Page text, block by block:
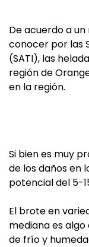
De acuerdo a
conocer por las
(SATI), las
región de
en la región.
Si bien es muy
de los daños en
potencial del 5-
El brote en
mediana es algo
de frío y